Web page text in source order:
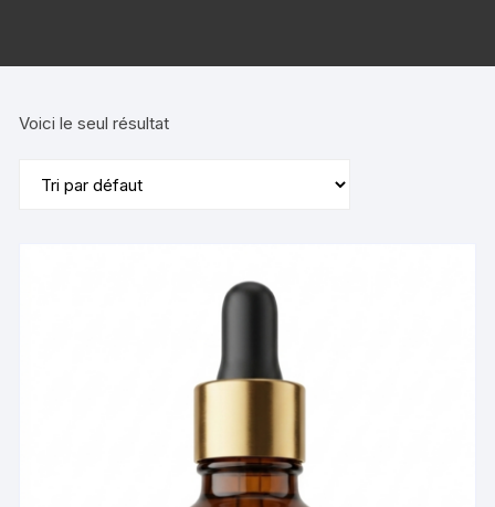
Voici le seul résultat